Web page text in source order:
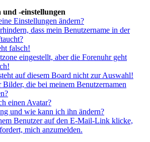
-einstellungen
Einstellungen ändern?
dass mein Benutzername in der
falsch!
eingestellt, aber die Forenuhr geht
auf diesem Board nicht zur Auswahl!
Bilder, die bei meinem Benutzernamen
einen Avatar?
und wie kann ich ihn ändern?
Benutzer auf den E-Mail-Link klicke,
mich anzumelden.